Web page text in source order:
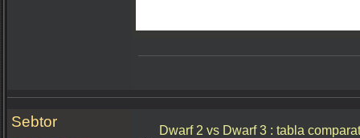
Sebtor
Dwarf 2 vs Dwarf 3 : tabla